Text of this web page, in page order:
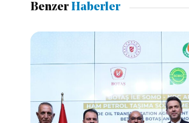
BenzerHaberler